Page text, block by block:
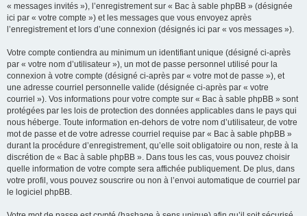
« messages invités »), l’enregistrement sur « Bac à sable phpBB » (désignée
ici par « votre compte ») et les messages que vous envoyez après
l’enregistrement et lors d’une connexion (désignés ici par « vos messages »).
Votre compte contiendra au minimum un identifiant unique (désigné ci-après
par « votre nom d’utilisateur »), un mot de passe personnel utilisé pour la
connexion à votre compte (désigné ci-après par « votre mot de passe »), et
une adresse courriel personnelle valide (désignée ci-après par « votre
courriel »). Vos informations pour votre compte sur « Bac à sable phpBB » sont
protégées par les lois de protection des données applicables dans le pays qui
nous héberge. Toute information en-dehors de votre nom d’utilisateur, de votre
mot de passe et de votre adresse courriel requise par « Bac à sable phpBB »
durant la procédure d’enregistrement, qu’elle soit obligatoire ou non, reste à la
discrétion de « Bac à sable phpBB ». Dans tous les cas, vous pouvez choisir
quelle information de votre compte sera affichée publiquement. De plus, dans
votre profil, vous pouvez souscrire ou non à l’envoi automatique de courriel par
le logiciel phpBB.